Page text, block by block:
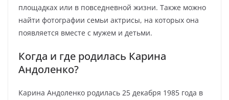
площадках или в повседневной жизни. Также можно
найти фотографии семьи актрисы, на которых она
появляется вместе с мужем и детьми.
Когда и где родилась Карина
Андоленко?
Карина Андоленко родилась 25 декабря 1985 года в